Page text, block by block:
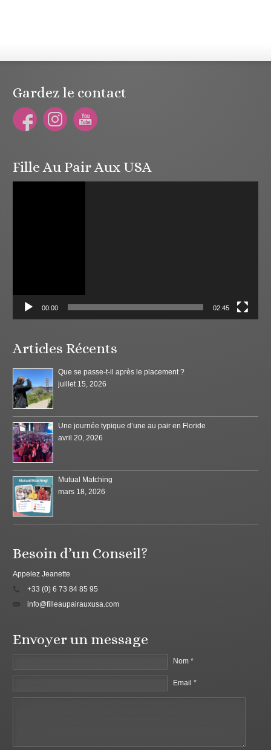
Gardez le contact
Fille Au Pair Aux USA
00:00 02:45
Articles Récents
Que se passe-t-il après le placement ?
juillet 15, 2026
Une journée typique d’une au pair en Floride
avril 20, 2026
Mutual Matching
mars 18, 2026
Besoin d’un Conseil?
Appelez Jeanette
+33 (0) 6 73 84 85 95
info@filleaupairauxusa.com
Envoyer un message
Nom *
Email *